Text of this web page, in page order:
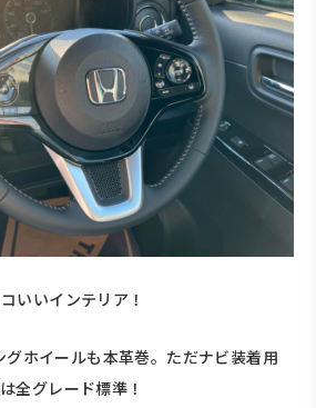
いいインテリア！
ホイールも本革巻。ただナビ装着用
全グレード標準！